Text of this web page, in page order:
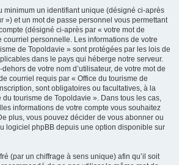
minimum un identifiant unique (désigné ci-après
») et un mot de passe personnel vous permettant
(désigné ci-après par « votre mot de
courriel personnelle. Les informations de votre
de Topoldavie » sont protégées par les lois de
dans le pays qui héberge notre serveur.
de votre nom d’utilisateur, de votre mot de
courriel requis par « Office du tourisme de
sont obligatoires ou facultatives, à la
tourisme de Topoldavie ». Dans tous les cas,
informations de votre compte vous souhaitez
plus, vous pouvez décider de vous abonner ou
logiciel phpBB depuis une option disponible sur
(par un chiffrage à sens unique) afin qu’il soit